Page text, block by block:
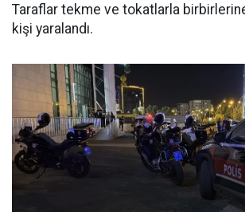
Taraflar tekme ve tokatlarla
kişi yaralandı.